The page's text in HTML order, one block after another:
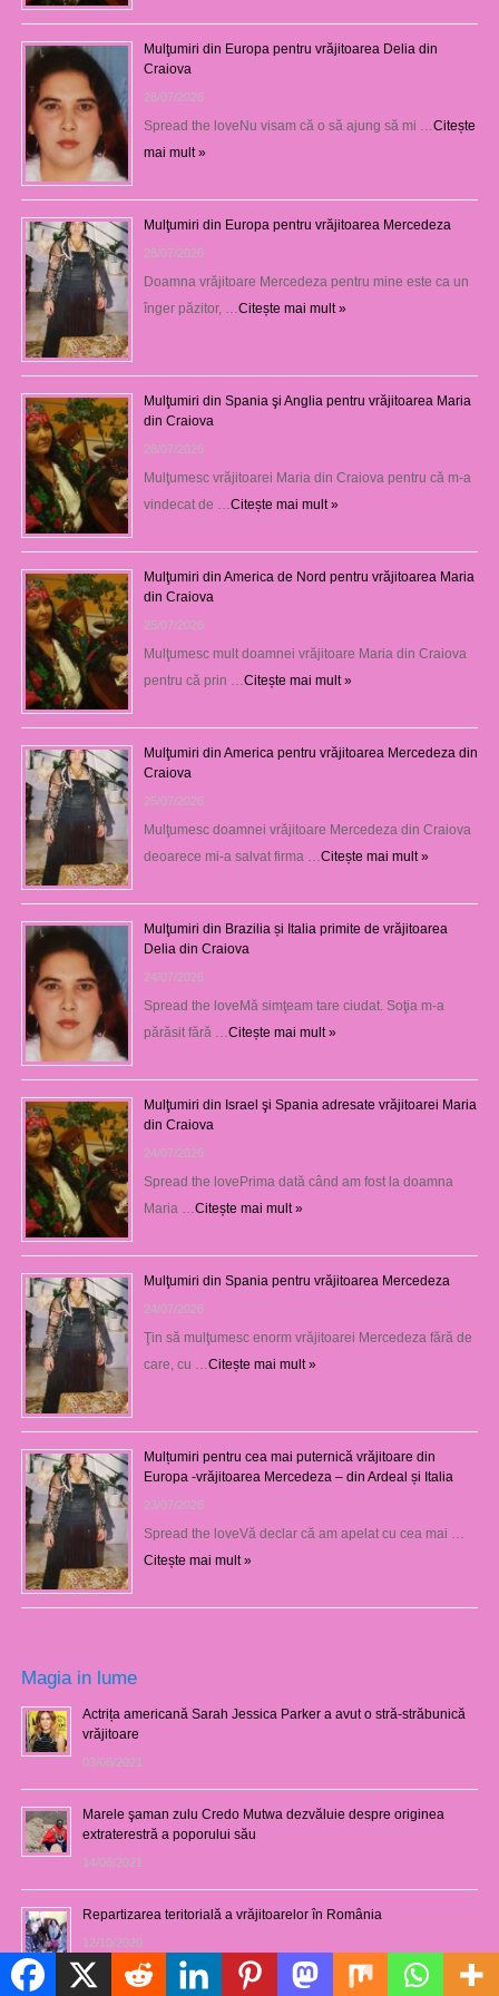
Mulţumiri din Europa pentru vrăjitoarea Delia din
Craiova
28/07/2026
Spread the loveNu visam că o să ajung să mi …Citește
mai mult »
Mulţumiri din Europa pentru vrăjitoarea Mercedeza
28/07/2026
Doamna vrăjitoare Mercedeza pentru mine este ca un
înger păzitor, …Citește mai mult »
Mulţumiri din Spania şi Anglia pentru vrăjitoarea Maria
din Craiova
28/07/2026
Mulţumesc vrăjitoarei Maria din Craiova pentru că m-a
vindecat de …Citește mai mult »
Mulţumiri din America de Nord pentru vrăjitoarea Maria
din Craiova
25/07/2026
Mulţumesc mult doamnei vrăjitoare Maria din Craiova
pentru că prin …Citește mai mult »
Mulţumiri din America pentru vrăjitoarea Mercedeza din
Craiova
25/07/2026
Mulţumesc doamnei vrăjitoare Mercedeza din Craiova
deoarece mi-a salvat firma …Citește mai mult »
Mulţumiri din Brazilia și Italia primite de vrăjitoarea
Delia din Craiova
24/07/2026
Spread the loveMă simţeam tare ciudat. Soţia m-a
părăsit fără …Citește mai mult »
Mulţumiri din Israel şi Spania adresate vrăjitoarei Maria
din Craiova
24/07/2026
Spread the lovePrima dată când am fost la doamna
Maria …Citește mai mult »
Mulţumiri din Spania pentru vrăjitoarea Mercedeza
24/07/2026
Ţin să mulţumesc enorm vrăjitoarei Mercedeza fără de
care, cu …Citește mai mult »
Mulțumiri pentru cea mai puternică vrăjitoare din
Europa -vrăjitoarea Mercedeza – din Ardeal și Italia
23/07/2026
Spread the loveVă declar că am apelat cu cea mai …
Citește mai mult »
Magia in lume
Actrița americană Sarah Jessica Parker a avut o stră-străbunică
vrăjitoare
03/08/2021
Marele şaman zulu Credo Mutwa dezvăluie despre originea
extraterestră a poporului său
14/06/2021
Repartizarea teritorială a vrăjitoarelor în România
12/10/2020
Politică de cookie-uri